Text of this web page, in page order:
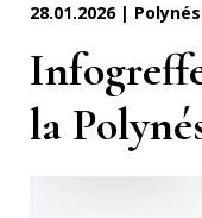
28.01.2026 |
la